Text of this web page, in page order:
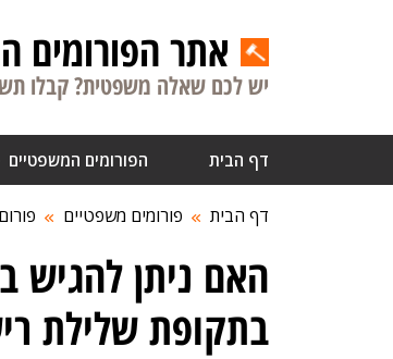
אתר הפורומים
יש לכם שאלה משפטית? קבלו
דף הבית הפורומים המשפטיים
דף הבית פורומים משפטיים
האם ניתן להגיש
בתקופת שלילת